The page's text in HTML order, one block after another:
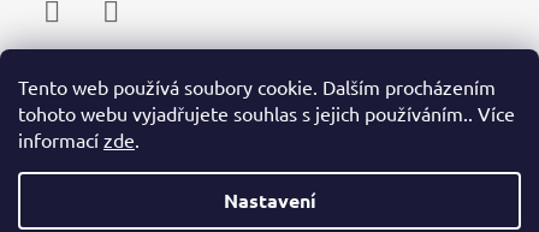
Tento web používá soubory cookie. Dalším procházením
tohoto webu vyjadřujete souhlas s jejich používáním.. Více
informací zde.
Nastavení
FacebookInstagram
PŘIJÍMÁME ONLINE PLATBY